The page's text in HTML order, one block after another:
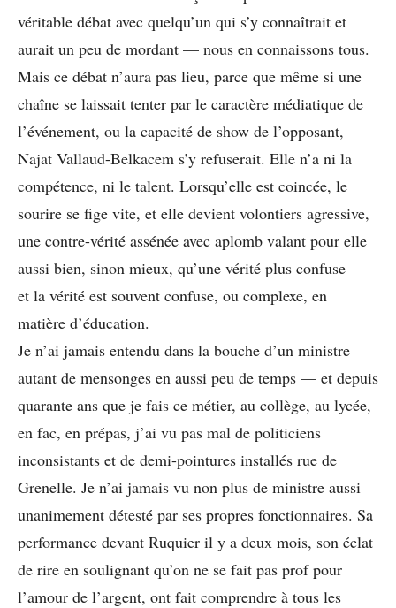
véritable débat avec quelqu’un qui s’y connaîtrait et
aurait un peu de mordant — nous en connaissons tous.
Mais ce débat n’aura pas lieu, parce que même si une
chaîne se laissait tenter par le caractère médiatique de
l’événement, ou la capacité de show de l’opposant,
Najat Vallaud-Belkacem s’y refuserait. Elle n’a ni la
compétence, ni le talent. Lorsqu’elle est coincée, le
sourire se fige vite, et elle devient volontiers agressive,
une contre-vérité assénée avec aplomb valant pour elle
aussi bien, sinon mieux, qu’une vérité plus confuse —
et la vérité est souvent confuse, ou complexe, en
matière d’éducation.
Je n’ai jamais entendu dans la bouche d’un ministre
autant de mensonges en aussi peu de temps — et depuis
quarante ans que je fais ce métier, au collège, au lycée,
en fac, en prépas, j’ai vu pas mal de politiciens
inconsistants et de demi-pointures installés rue de
Grenelle. Je n’ai jamais vu non plus de ministre aussi
unanimement détesté par ses propres fonctionnaires. Sa
performance devant Ruquier il y a deux mois, son éclat
de rire en soulignant qu’on ne se fait pas prof pour
l’amour de l’argent, ont fait comprendre à tous les